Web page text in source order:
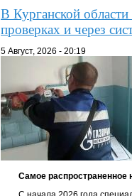
В Курганской
проверках и через
5 Август, 2026 - 20:19
Самое распространенное